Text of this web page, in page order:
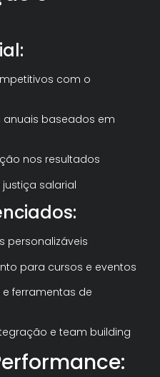
com o
anuais baseados em
nos resultados
justiça salarial
personalizáveis
para cursos e eventos
e ferramentas de
e team building